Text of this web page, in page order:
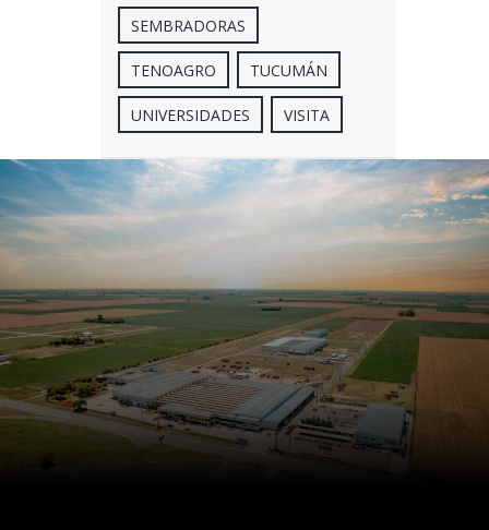
SEMBRADORAS
TENOAGRO TUCUMÁN
UNIVERSIDADES VISITA